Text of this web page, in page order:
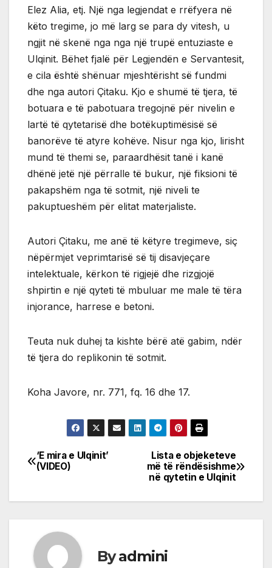
Elez Alia, etj. Një nga legjendat e rrëfyera në
këto tregime, jo më larg se para dy vitesh, u
ngjit në skenë nga nga një trupë entuziaste e
Ulqinit. Bëhet fjalë për Legjendën e Servantesit,
e cila është shënuar mjeshtërisht së fundmi
dhe nga autori Çitaku. Kjo e shumë të tjera, të
botuara e të pabotuara tregojnë për nivelin e
lartë të qytetarisë dhe botëkuptimësisë së
banorëve të atyre kohëve. Nisur nga kjo, lirisht
mund të themi se, paraardhësit tanë i kanë
dhënë jetë një përralle të bukur, një fiksioni të
pakapshëm nga të sotmit, një niveli te
pakuptueshëm për elitat materjaliste.
Autori Çitaku, me anë të këtyre tregimeve, siç
nëpërmjet veprimtarisë së tij disavjeçare
intelektuale, kërkon të rigjejë dhe rizgjojë
shpirtin e një qyteti të mbuluar me male të tëra
injorance, harrese e betoni.
Teuta nuk duhej ta kishte bërë atë gabim, ndër
të tjera do replikonin të sotmit.
Koha Javore, nr. 771, fq. 16 dhe 17.
Post
Lista e objeketeve
më të rëndësishme
në qytetin e Ulqinit
‘E mira e Ulqinit’
(VIDEO)
Byadmini